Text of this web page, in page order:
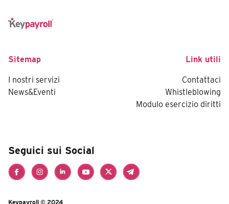
Sitemap
I nostri servizi
News&Eventi
Link utili
Contattaci
Whistleblowing
Modulo esercizio diritti
Seguici sui Social
Keypayroll © 2024